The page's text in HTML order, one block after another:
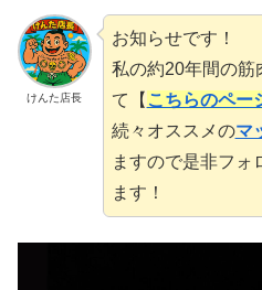
けんた店長
お知らせです！
私の約20年間の筋
て【 こちらのペー
続々オススメのマ
ますので是非フォ
ます！